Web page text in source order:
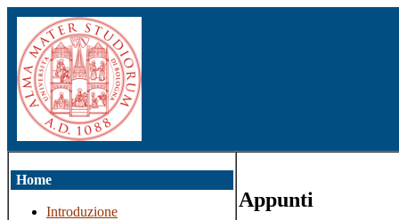
Home
Introduzione
Appunti